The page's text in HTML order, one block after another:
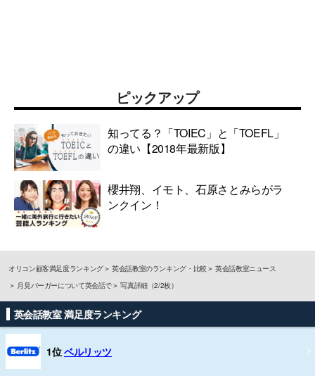
ピックアップ
知ってる？「TOIEC」と「TOEFL」
の違い【2018年最新版】
櫻井翔、イモト、石原さとみらがラ
ンクイン！
オリコン顧客満足度ランキング 英会話教室のランキング・比較
英会話教室ニュース
月見バーガーについて英会話で
写真詳細（2/2枚）
英会話教室 満足度ランキング
1位ベルリッツ